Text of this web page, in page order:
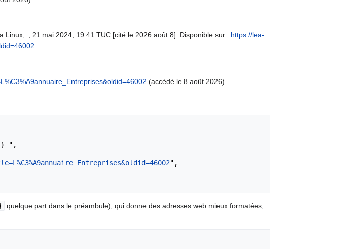
; 21 mai 2024, 19:41 TUC [cité le 2026 août 8]. Disponible sur : https://lea-
(accédé le 8 août 2026).
",
quelque part dans le préambule), qui donne des adresses web mieux formatées,